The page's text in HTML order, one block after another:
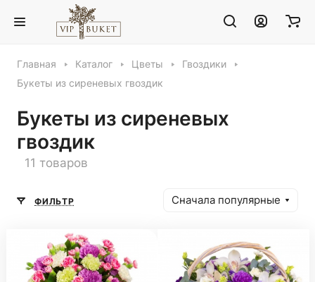
Главная Каталог Цветы
Гвоздики
Букеты из сиреневых гвоздик
Букеты из сиреневых
гвоздик
11 товаров
ФИЛЬТР Сначала популярные